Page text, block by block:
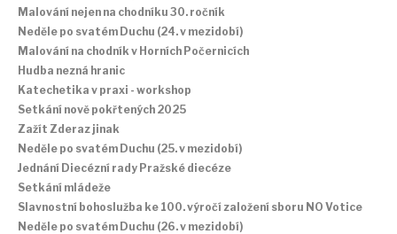
Malování nejen na chodníku 30. ročník
Neděle po svatém Duchu (24. v mezidobí)
Malování na chodník v Horních Počernicích
Hudba nezná hranic
Katechetika v praxi - workshop
Setkání nově pokřtených 2025
Zažít Zderaz jinak
Neděle po svatém Duchu (25. v mezidobí)
Jednání Diecézní rady Pražské diecéze
Setkání mládeže
Slavnostní bohoslužba ke 100. výročí založení sboru NO Votice
Neděle po svatém Duchu (26. v mezidobí)